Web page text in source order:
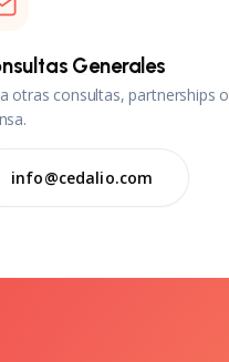
Generales
otras consultas, partnerships o
info@cedalio.com